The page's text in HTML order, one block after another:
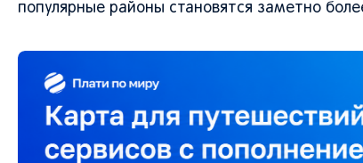
популярные районы становятся заметно